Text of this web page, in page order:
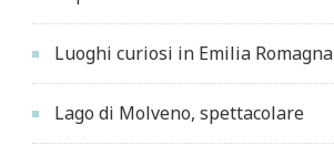
Luoghi curiosi in Emilia Romagna
Lago di Molveno, spettacolare